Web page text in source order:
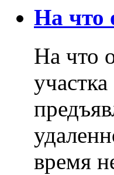
На что
На что
время